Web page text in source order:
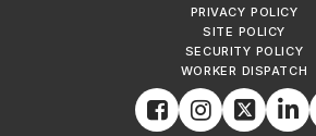
PRIVACY POLICY
SITE POLICY
SECURITY POLICY
WORKER DISPATCH